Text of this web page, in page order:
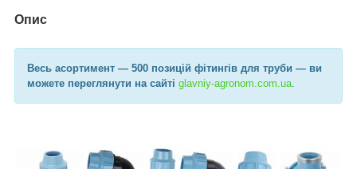
Опис
Весь асортимент — 500 позицій фітингів для труби — ви
можете переглянути на сайті glavniy-agronom.com.ua​